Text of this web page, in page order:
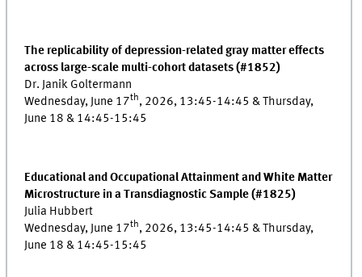
The replicability of depression-related gray matter effects
across large-scale multi-cohort datasets (#1852)
Dr. Janik Goltermann
Wednesday, June 17th, 2026, 13:45-14:45 & Thursday,
June 18 & 14:45-15:45
Educational and Occupational Attainment and White Matter
Microstructure in a Transdiagnostic Sample (#1825)
Julia Hubbert
Wednesday, June 17th, 2026, 13:45-14:45 & Thursday,
June 18 & 14:45-15:45